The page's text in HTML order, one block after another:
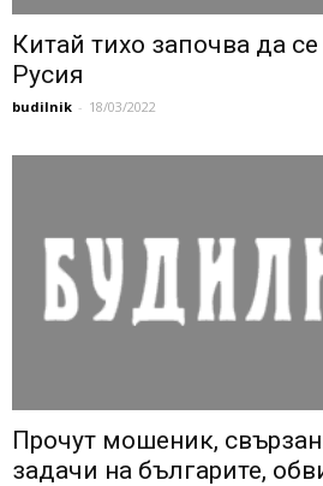
Китай тихо започва да
Русия
budilnik - 18/03/2022
Прочут мошеник,
задачи на българите,